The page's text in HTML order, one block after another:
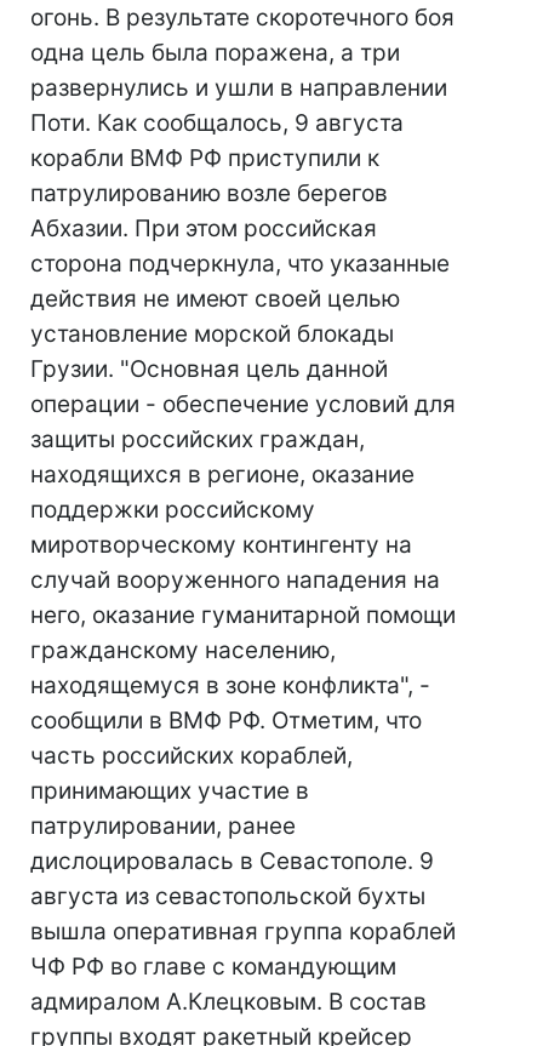
огонь. В результате скоротечного боя
одна цель была поражена, а три
развернулись и ушли в направлении
Поти. Как сообщалось, 9 августа
корабли ВМФ РФ приступили к
патрулированию возле берегов
Абхазии. При этом российская
сторона подчеркнула, что указанные
действия не имеют своей целью
установление морской блокады
Грузии. "Основная цель данной
операции - обеспечение условий для
защиты российских граждан,
находящихся в регионе, оказание
поддержки российскому
миротворческому контингенту на
случай вооруженного нападения на
него, оказание гуманитарной помощи
гражданскому населению,
находящемуся в зоне конфликта", -
сообщили в ВМФ РФ. Отметим, что
часть российских кораблей,
принимающих участие в
патрулировании, ранее
дислоцировалась в Севастополе. 9
августа из севастопольской бухты
вышла оперативная группа кораблей
ЧФ РФ во главе с командующим
адмиралом А.Клецковым. В состав
группы входят ракетный крейсер